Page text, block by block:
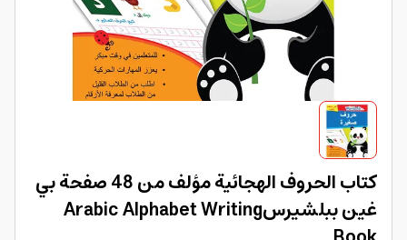
كتاب الحروف الهجائية مؤلف من 48 صفحة بي
غين ببلشيرسArabic Alphabet Writing